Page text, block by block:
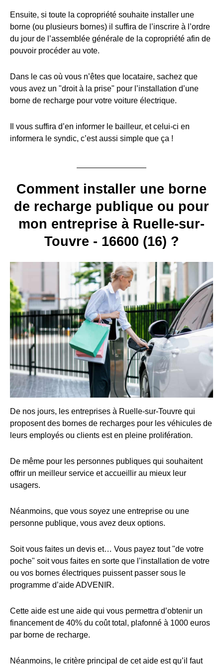
Ensuite, si toute la copropriété souhaite installer une
borne (ou plusieurs bornes) il suffira de l’inscrire à l’ordre
du jour de l’assemblée générale de la copropriété afin de
pouvoir procéder au vote.
Dans le cas où vous n’êtes que locataire, sachez que
vous avez un "droit à la prise" pour l’installation d’une
borne de recharge pour votre voiture électrique.
Il vous suffira d’en informer le bailleur, et celui-ci en
informera le syndic, c’est aussi simple que ça !
Comment installer une borne
de recharge publique ou pour
mon entreprise à Ruelle-sur-
Touvre - 16600 (16) ?
De nos jours, les entreprises à Ruelle-sur-Touvre qui
proposent des bornes de recharges pour les véhicules de
leurs employés ou clients est en pleine prolifération.
De même pour les personnes publiques qui souhaitent
offrir un meilleur service et accueillir au mieux leur
usagers.
Néanmoins, que vous soyez une entreprise ou une
personne publique, vous avez deux options.
Soit vous faites un devis et… Vous payez tout "de votre
poche" soit vous faites en sorte que l’installation de votre
ou vos bornes électriques puissent passer sous le
programme d’aide ADVENIR.
Cette aide est une aide qui vous permettra d’obtenir un
financement de 40% du coût total, plafonné à 1000 euros
par borne de recharge.
Néanmoins, le critère principal de cet aide est qu’il faut